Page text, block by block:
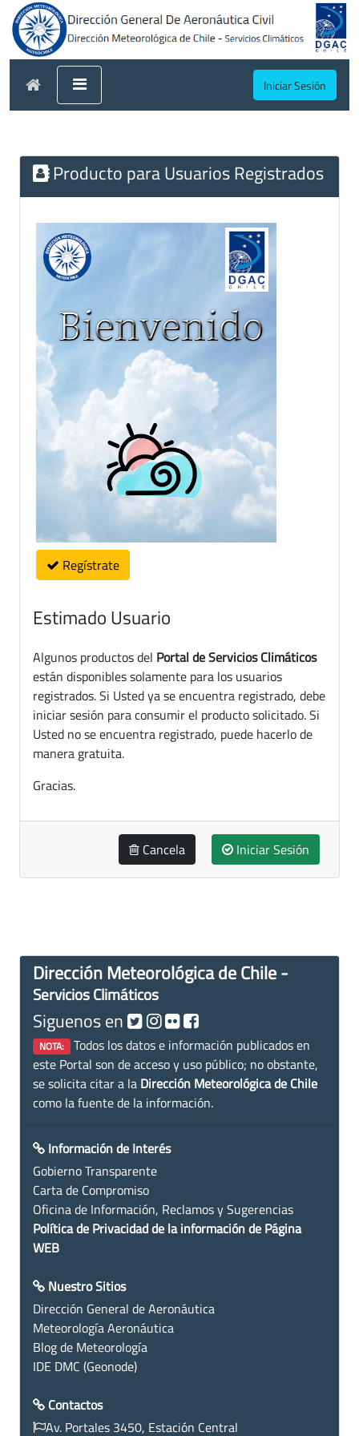
Iniciar Sesión
Producto para Usuarios Registrados
Regístrate
Estimado Usuario
Algunos productos del Portal de Servicios Climáticos
están disponibles solamente para los usuarios
registrados. Si Usted ya se encuentra registrado, debe
iniciar sesión para consumir el producto solicitado. Si
Usted no se encuentra registrado, puede hacerlo de
manera gratuita.
Gracias.
Cancela Iniciar Sesión
Dirección Meteorológica de Chile -
Servicios Climáticos
Siguenos en
NOTA: Todos los datos e información publicados en
este Portal son de acceso y uso público; no obstante,
se solicita citar a la Dirección Meteorológica de Chile
como la fuente de la información.
Información de Interés
Gobierno Transparente
Carta de Compromiso
Oficina de Información, Reclamos y Sugerencias
Política de Privacidad de la información de Página
WEB
Nuestro Sitios
Dirección General de Aeronáutica
Meteorología Aeronáutica
Blog de Meteorología
IDE DMC (Geonode)
Contactos
Av. Portales 3450, Estación Central